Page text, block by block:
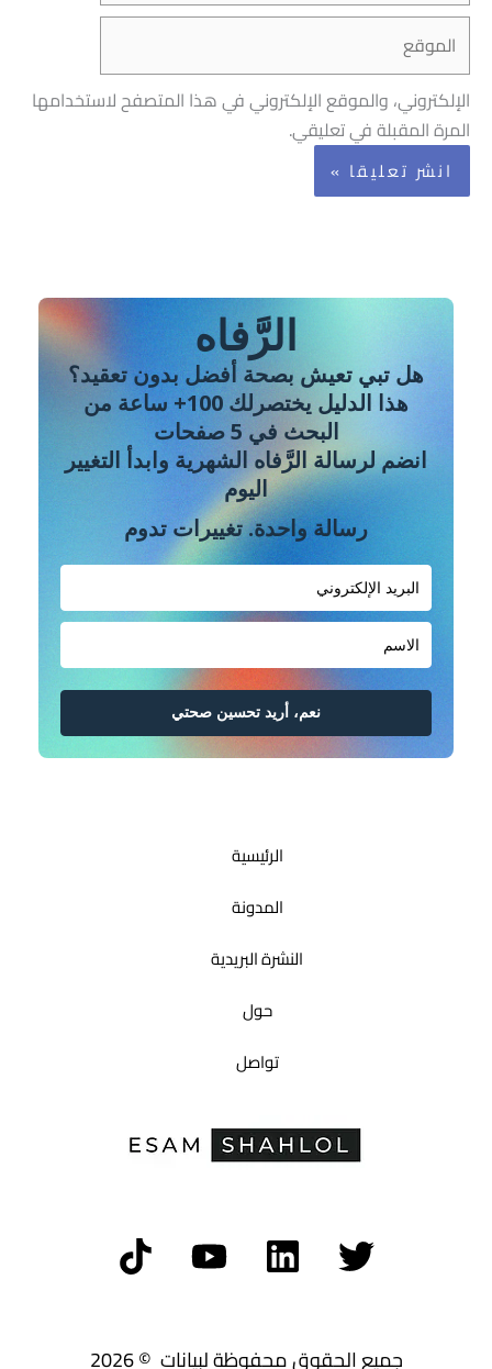
الموقع
الإلكتروني، والموقع الإلكتروني في هذا المتصفح لاستخدامها
المرة المقبلة في تعليقي.
الرَّفاه
هل تبي تعيش بصحة أفضل بدون تعقيد؟
هذا الدليل يختصرلك 100+ ساعة من
البحث في 5 صفحات
انضم لرسالة الرَّفاه الشهرية وابدأ التغيير
اليوم
رسالة واحدة. تغييرات تدوم
نعم، أريد تحسين صحتي
الرئيسية
المدونة
النشرة البريدية
حول
تواصل
جميع الحقوق محفوظة لبيانات © 2026